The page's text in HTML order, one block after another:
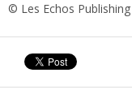
© Les Echos Publishing